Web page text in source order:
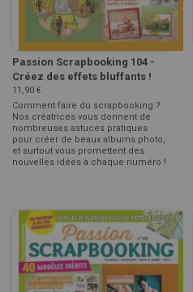
Passion Scrapbooking 104 -
Créez des effets bluffants !
11,90 €
Comment faire du scrapbooking ?
Nos créatrices vous donnent de
nombreuses astuces pratiques
pour créer de beaux albums photo,
et surtout vous promettent des
nouvelles idées à chaque numéro !